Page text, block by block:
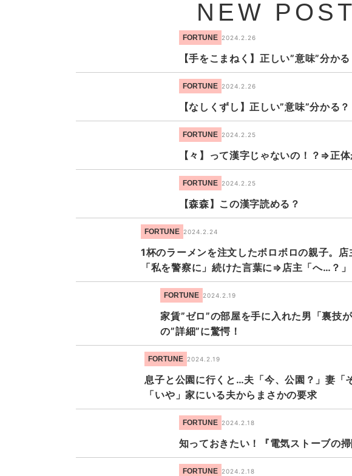
NEW POST
FORTUNE 2024.2.26
【手をこまねく】正しい”意味”分かる
FORTUNE 2024.2.26
【なしくずし】正しい”意味”分かる？
FORTUNE 2024.2.25
【々】って漢字じゃないの！？⇒正
FORTUNE 2024.2.25
【森森】この漢字読める？
FORTUNE 2024.2.24
1杯のラーメンを注文したボロボロの親子。
「私を警察に」続けた言葉に⇒店主「へ…？」
FORTUNE 2024.2.19
家賃”ゼロ”の部屋を手に入れた男「裏技
の”詳細”に驚愕！
FORTUNE 2024.2.19
息子と公園に行くと…夫「今、公園？」妻「
「いや」家にいる夫からまさかの要求
FORTUNE 2024.2.18
知っておきたい！『電気ストーブの掃
FORTUNE 2024.2.18